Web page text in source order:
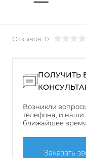
Отзывов: 0
ПОЛУЧИТЬ
Возникли
телефона, и наши
ближайшее время
Заказать